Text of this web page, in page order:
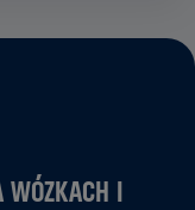
WÓZKACH I